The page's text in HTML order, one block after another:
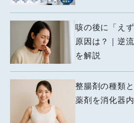
咳の後に「え
原因は？｜逆
を解説
整腸剤の種類
薬剤を消化器